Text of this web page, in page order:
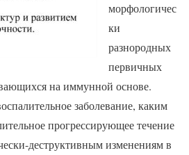
морфологичес
ки
разнородных
первичных
на иммунной основе.
заболевание, каким
прогрессирующее течение
деструктивным изменениям в